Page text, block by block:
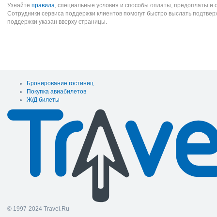
Узнайте правила, специальные условия и способы оплаты, предоплаты и
Сотрудники сервиса поддержки клиентов помогут быстро выслать
поддержки указан вверху страницы.
Бронирование гостиниц
Покупка авиабилетов
Ж/Д билеты
© 1997-2024 Travel.Ru